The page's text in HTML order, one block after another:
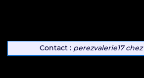
Contact : perezvalerie17chez